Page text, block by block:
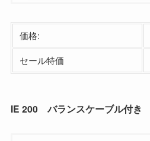
価格:
セール特価
IE 200 バランスケーブル付き